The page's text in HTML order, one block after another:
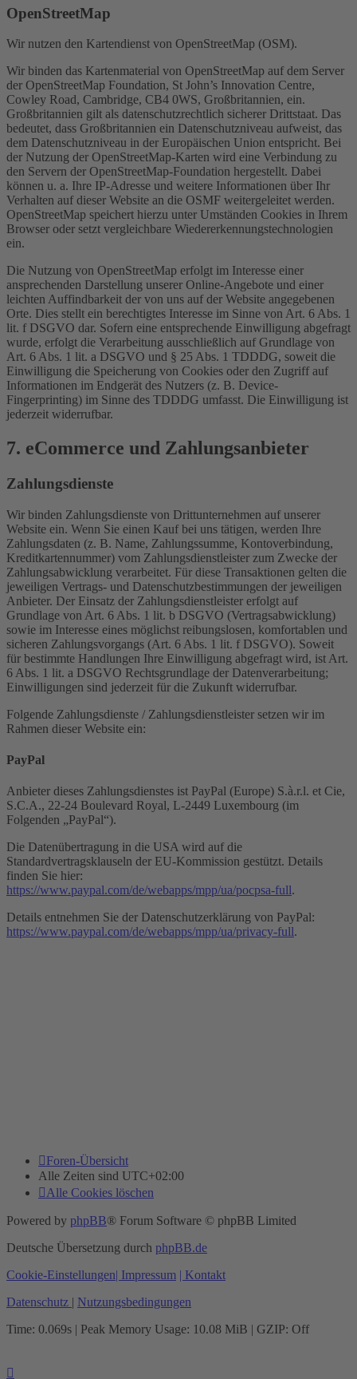
OpenStreetMap
Wir nutzen den Kartendienst von OpenStreetMap (OSM).
Wir binden das Kartenmaterial von OpenStreetMap auf dem Server
der OpenStreetMap Foundation, St John’s Innovation Centre,
Cowley Road, Cambridge, CB4 0WS, Großbritannien, ein.
Großbritannien gilt als datenschutzrechtlich sicherer Drittstaat. Das
bedeutet, dass Großbritannien ein Datenschutzniveau aufweist, das
dem Datenschutzniveau in der Europäischen Union entspricht. Bei
der Nutzung der OpenStreetMap-Karten wird eine Verbindung zu
den Servern der OpenStreetMap-Foundation hergestellt. Dabei
können u. a. Ihre IP-Adresse und weitere Informationen über Ihr
Verhalten auf dieser Website an die OSMF weitergeleitet werden.
OpenStreetMap speichert hierzu unter Umständen Cookies in Ihrem
Browser oder setzt vergleichbare Wiedererkennungstechnologien
ein.
Die Nutzung von OpenStreetMap erfolgt im Interesse einer
ansprechenden Darstellung unserer Online-Angebote und einer
leichten Auffindbarkeit der von uns auf der Website angegebenen
Orte. Dies stellt ein berechtigtes Interesse im Sinne von Art. 6 Abs. 1
lit. f DSGVO dar. Sofern eine entsprechende Einwilligung abgefragt
wurde, erfolgt die Verarbeitung ausschließlich auf Grundlage von
Art. 6 Abs. 1 lit. a DSGVO und § 25 Abs. 1 TDDDG, soweit die
Einwilligung die Speicherung von Cookies oder den Zugriff auf
Informationen im Endgerät des Nutzers (z. B. Device-
Fingerprinting) im Sinne des TDDDG umfasst. Die Einwilligung ist
jederzeit widerrufbar.
7. eCommerce und Zahlungs­anbieter
Zahlungsdienste
Wir binden Zahlungsdienste von Drittunternehmen auf unserer
Website ein. Wenn Sie einen Kauf bei uns tätigen, werden Ihre
Zahlungsdaten (z. B. Name, Zahlungssumme, Kontoverbindung,
Kreditkartennummer) vom Zahlungsdienstleister zum Zwecke der
Zahlungsabwicklung verarbeitet. Für diese Transaktionen gelten die
jeweiligen Vertrags- und Datenschutzbestimmungen der jeweiligen
Anbieter. Der Einsatz der Zahlungsdienstleister erfolgt auf
Grundlage von Art. 6 Abs. 1 lit. b DSGVO (Vertragsabwicklung)
sowie im Interesse eines möglichst reibungslosen, komfortablen und
sicheren Zahlungsvorgangs (Art. 6 Abs. 1 lit. f DSGVO). Soweit
für bestimmte Handlungen Ihre Einwilligung abgefragt wird, ist Art.
6 Abs. 1 lit. a DSGVO Rechtsgrundlage der Datenverarbeitung;
Einwilligungen sind jederzeit für die Zukunft widerrufbar.
Folgende Zahlungsdienste / Zahlungsdienstleister setzen wir im
Rahmen dieser Website ein:
PayPal
Anbieter dieses Zahlungsdienstes ist PayPal (Europe) S.à.r.l. et Cie,
S.C.A., 22-24 Boulevard Royal, L-2449 Luxembourg (im
Folgenden „PayPal“).
Die Datenübertragung in die USA wird auf die
Standardvertragsklauseln der EU-Kommission gestützt. Details
finden Sie hier:
https://www.paypal.com/de/webapps/mpp/ua/pocpsa-full.
Details entnehmen Sie der Datenschutzerklärung von PayPal:
https://www.paypal.com/de/webapps/mpp/ua/privacy-full.
Foren-Übersicht
Alle Zeiten sind UTC+02:00
Alle Cookies löschen
Powered by phpBB® Forum Software © phpBB Limited
Deutsche Übersetzung durch phpBB.de
Cookie-Einstellungen| Impressum | Kontakt
Datenschutz | Nutzungsbedingungen
Time: 0.069s | Peak Memory Usage: 10.08 MiB | GZIP: Off